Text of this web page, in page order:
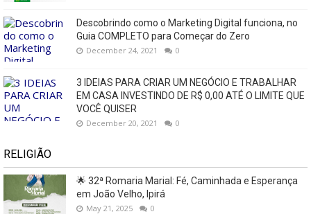
Descobrindo como o Marketing Digital funciona, no
Guia COMPLETO para Começar do Zero
December 24, 2021 0
3 IDEIAS PARA CRIAR UM NEGÓCIO E TRABALHAR
EM CASA INVESTINDO DE R$ 0,00 ATÉ O LIMITE QUE
VOCÊ QUISER
December 20, 2021 0
RELIGIÃO
🌟 32ª Romaria Marial: Fé, Caminhada e Esperança
em João Velho, Ipirá
May 21, 2025 0